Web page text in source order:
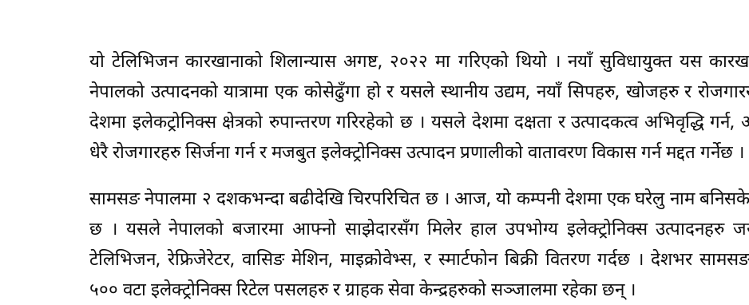
यो टेलिभिजन कारखानाको शिलान्यास अगष्ट, २०२२ मा गरिएको थियो । नयाँ सुविधायुक्त यस
नेपालको उत्पादनको यात्रामा एक कोसेढुँगा हो र यसले स्थानीय उद्यम, नयाँ सिपहरु, खोजहरु र
देशमा इलेकट्रोनिक्स क्षेत्रको रुपान्तरण गरिरहेको छ । यसले देशमा दक्षता र उत्पादकत्व अभिवृद्धि
धेरै रोजगारहरु सिर्जना गर्न र मजबुत इलेक्ट्रोनिक्स उत्पादन प्रणालीको वातावरण विकास गर्न मद्दत गर्नेछ ।
सामसङ नेपालमा २ दशकभन्दा बढीदेखि चिरपरिचित छ । आज, यो कम्पनी देशमा एक घरेलु नाम
छ । यसले नेपालको बजारमा आफ्नो साझेदारसँग मिलेर हाल उपभोग्य इलेक्ट्रोनिक्स उत्पादनहरु
टेलिभिजन, रेफ्रिजेरेटर, वासिङ मेशिन, माइक्रोवेभ्स, र स्मार्टफोन बिक्री वितरण गर्दछ । देशभर
५०० वटा इलेक्ट्रोनिक्स रिटेल पसलहरु र ग्राहक सेवा केन्द्रहरुको सञ्जालमा रहेका छन् ।